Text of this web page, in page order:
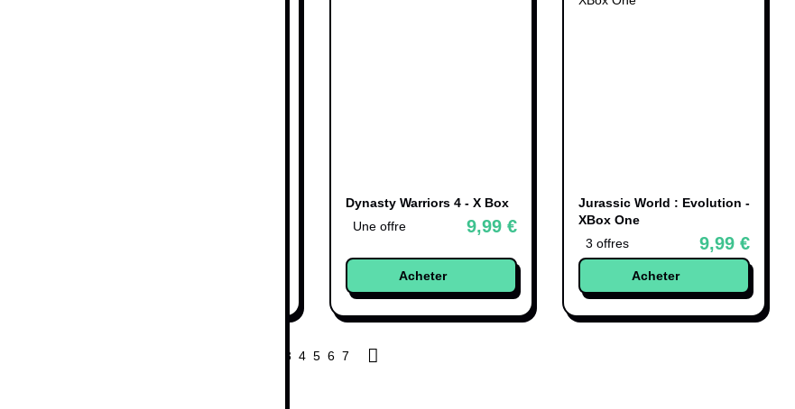
Dynasty Warriors 4 - X Box
Une offre
9,99 €
Acheter
Jurassic World : Evolution -
XBox One
3 offres
9,99 €
Acheter
3 4 5 6 7